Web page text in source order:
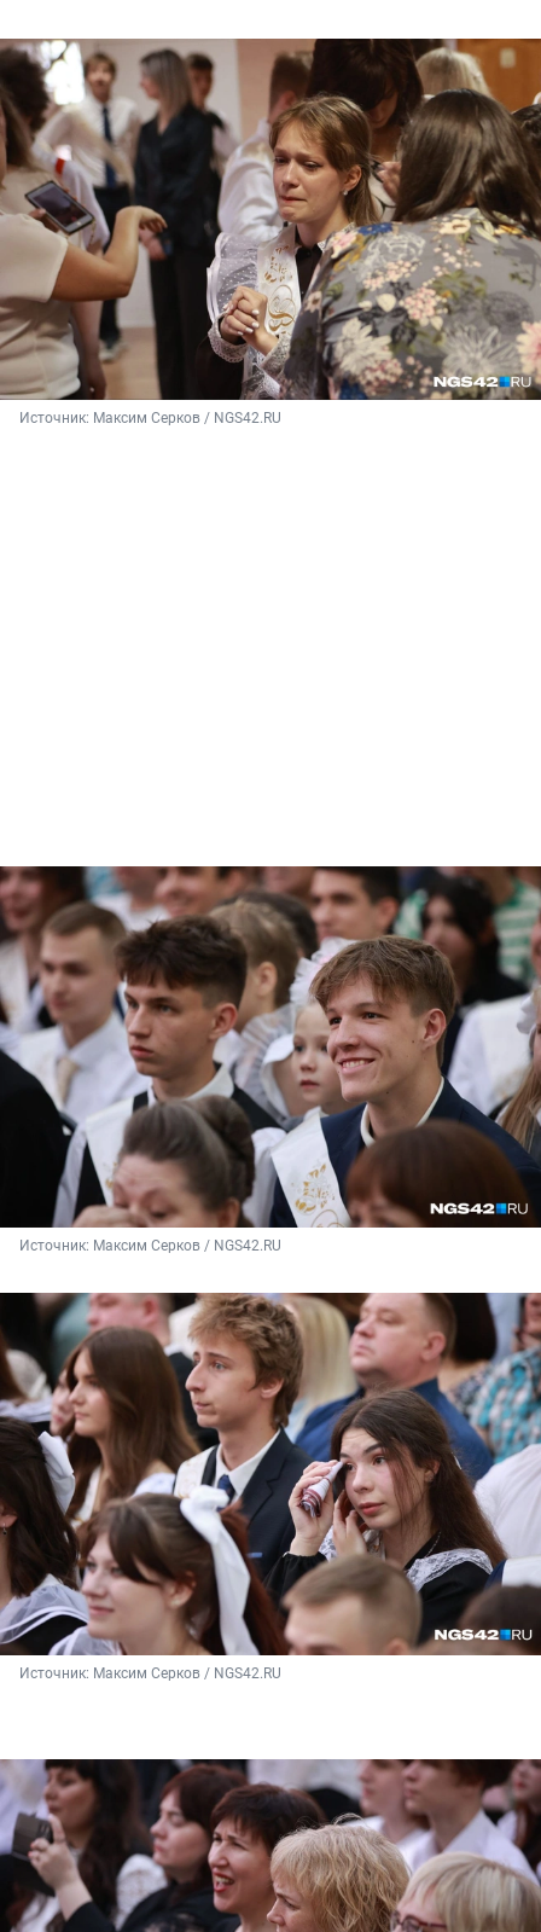
Источник: Максим Серков / NGS42.RU
Источник: Максим Серков / NGS42.RU
Источник: Максим Серков / NGS42.RU